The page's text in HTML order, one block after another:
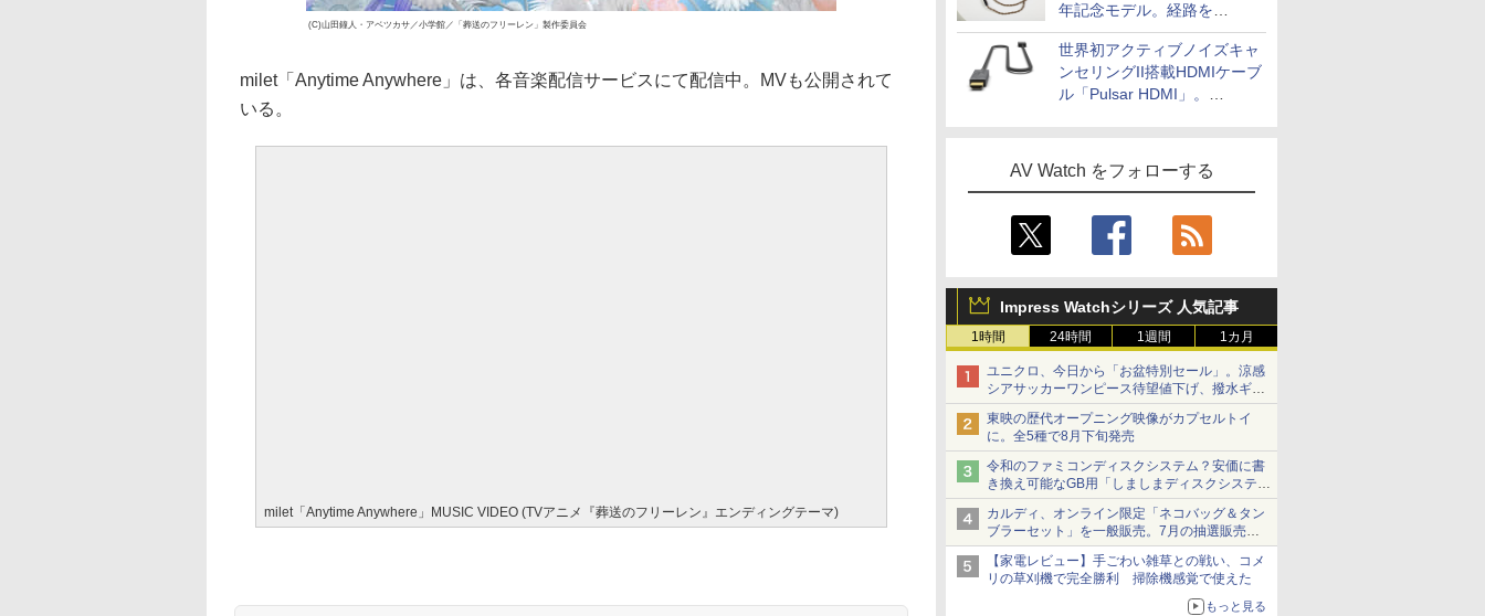
年記念モデル。経路を
NISHIKIで統一。400万円
世界初アクティブノイズキャ
ンセリングII搭載HDMIケーブ
ル「Pulsar HDMI」。
AV Watch をフォローする
Impress Watchシリーズ 人気記事
1時間 24時間 1週間 1カ月
ユニクロ、今日から「お盆特別セール」。涼感
シアサッカーワンピース待望値下げ、撥水ギア
ショーツは1990円に
東映の歴代オープニング映像がカプセルトイ
に。全5種で8月下旬発売
令和のファミコンディスクシステム？安価に書
き換え可能なGB用「しましまディスクシステ
ム」
カルディ、オンライン限定「ネコバッグ＆タン
ブラーセット」を一般販売。7月の抽選販売の
当選無効分
【家電レビュー】手ごわい雑草との戦い、コメ
リの草刈機で完全勝利 掃除機感覚で使えた
もっと見る
(C)山田鐘人・アベツカサ／小学館／「葬送のフリーレン」製作委員会
milet「Anytime Anywhere」は、各音楽配信サービスにて配信中。MVも公開されて
いる。
milet「Anytime Anywhere」MUSIC VIDEO (TVアニメ『葬送のフリーレン』エンディングテーマ)